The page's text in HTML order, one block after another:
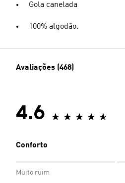
Gola canelada
100% algodão.
Avaliações (468)
4.6
Conforto
Muito ruim